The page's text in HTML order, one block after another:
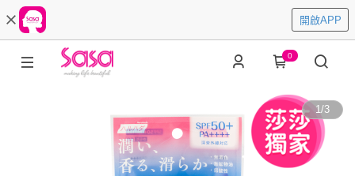
開啟APP
0
1/3